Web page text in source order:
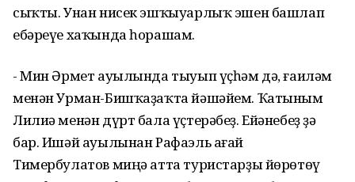
сыҡты. Унан нисек эшҡыуарлыҡ эшен башлап
ебәреүе хаҡында һорашам.
- Мин Әрмет ауылында тыуып үҫһәм дә, ғаиләм
менән Урман-Бишҡаҙаҡта йәшәйем. Ҡатыным
Лилиә менән дүрт бала үҫтерәбеҙ. Ейәнебеҙ ҙә
бар. Ишәй ауылынан Рафаэль ағай
Тимербулатов миңә атта туристарҙы йөрөтөү